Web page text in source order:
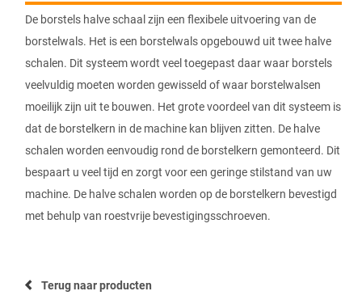
De borstels halve schaal zijn een flexibele uitvoering van de
borstelwals. Het is een borstelwals opgebouwd uit twee halve
schalen. Dit systeem wordt veel toegepast daar waar borstels
veelvuldig moeten worden gewisseld of waar borstelwalsen
moeilijk zijn uit te bouwen. Het grote voordeel van dit systeem is
dat de borstelkern in de machine kan blijven zitten. De halve
schalen worden eenvoudig rond de borstelkern gemonteerd. Dit
bespaart u veel tijd en zorgt voor een geringe stilstand van uw
machine. De halve schalen worden op de borstelkern bevestigd
met behulp van roestvrije bevestigingsschroeven.
Terug naar producten